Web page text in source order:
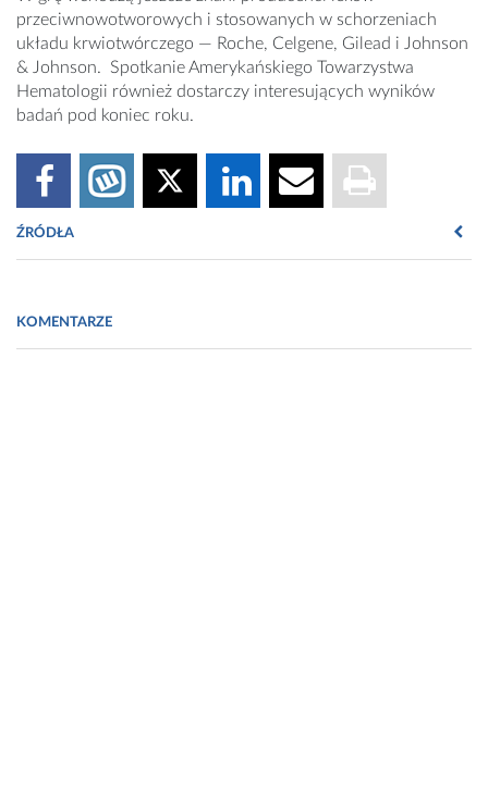
przeciwnowotworowych i stosowanych w schorzeniach
układu krwiotwórczego — Roche, Celgene, Gilead i Johnson
& Johnson. Spotkanie Amerykańskiego Towarzystwa
Hematologii również dostarczy interesujących wyników
badań pod koniec roku.
ŹRÓDŁA
KOMENTARZE